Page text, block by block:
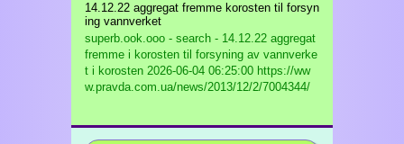
14.12.22 aggregat fremme korosten til forsyn
ing vannverket
superb.ook.ooo - search - 14.12.22 aggregat
fremme i korosten til forsyning av vannverke
t i korosten 2026-06-04 06:25:00 https://ww
w.pravda.com.ua/news/2013/12/2/7004344/